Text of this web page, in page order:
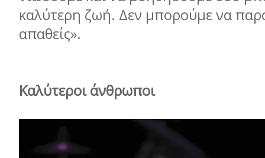
καλύτερη ζωή. Δεν µπορούµε να
απαθείς».
Καλύτεροι άνθρωποι